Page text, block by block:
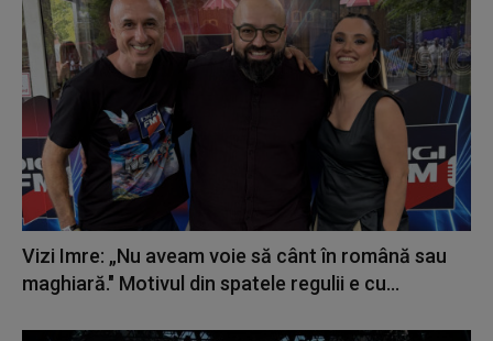
Vizi Imre: „Nu aveam voie să cânt în română sau
maghiară." Motivul din spatele regulii e cu...